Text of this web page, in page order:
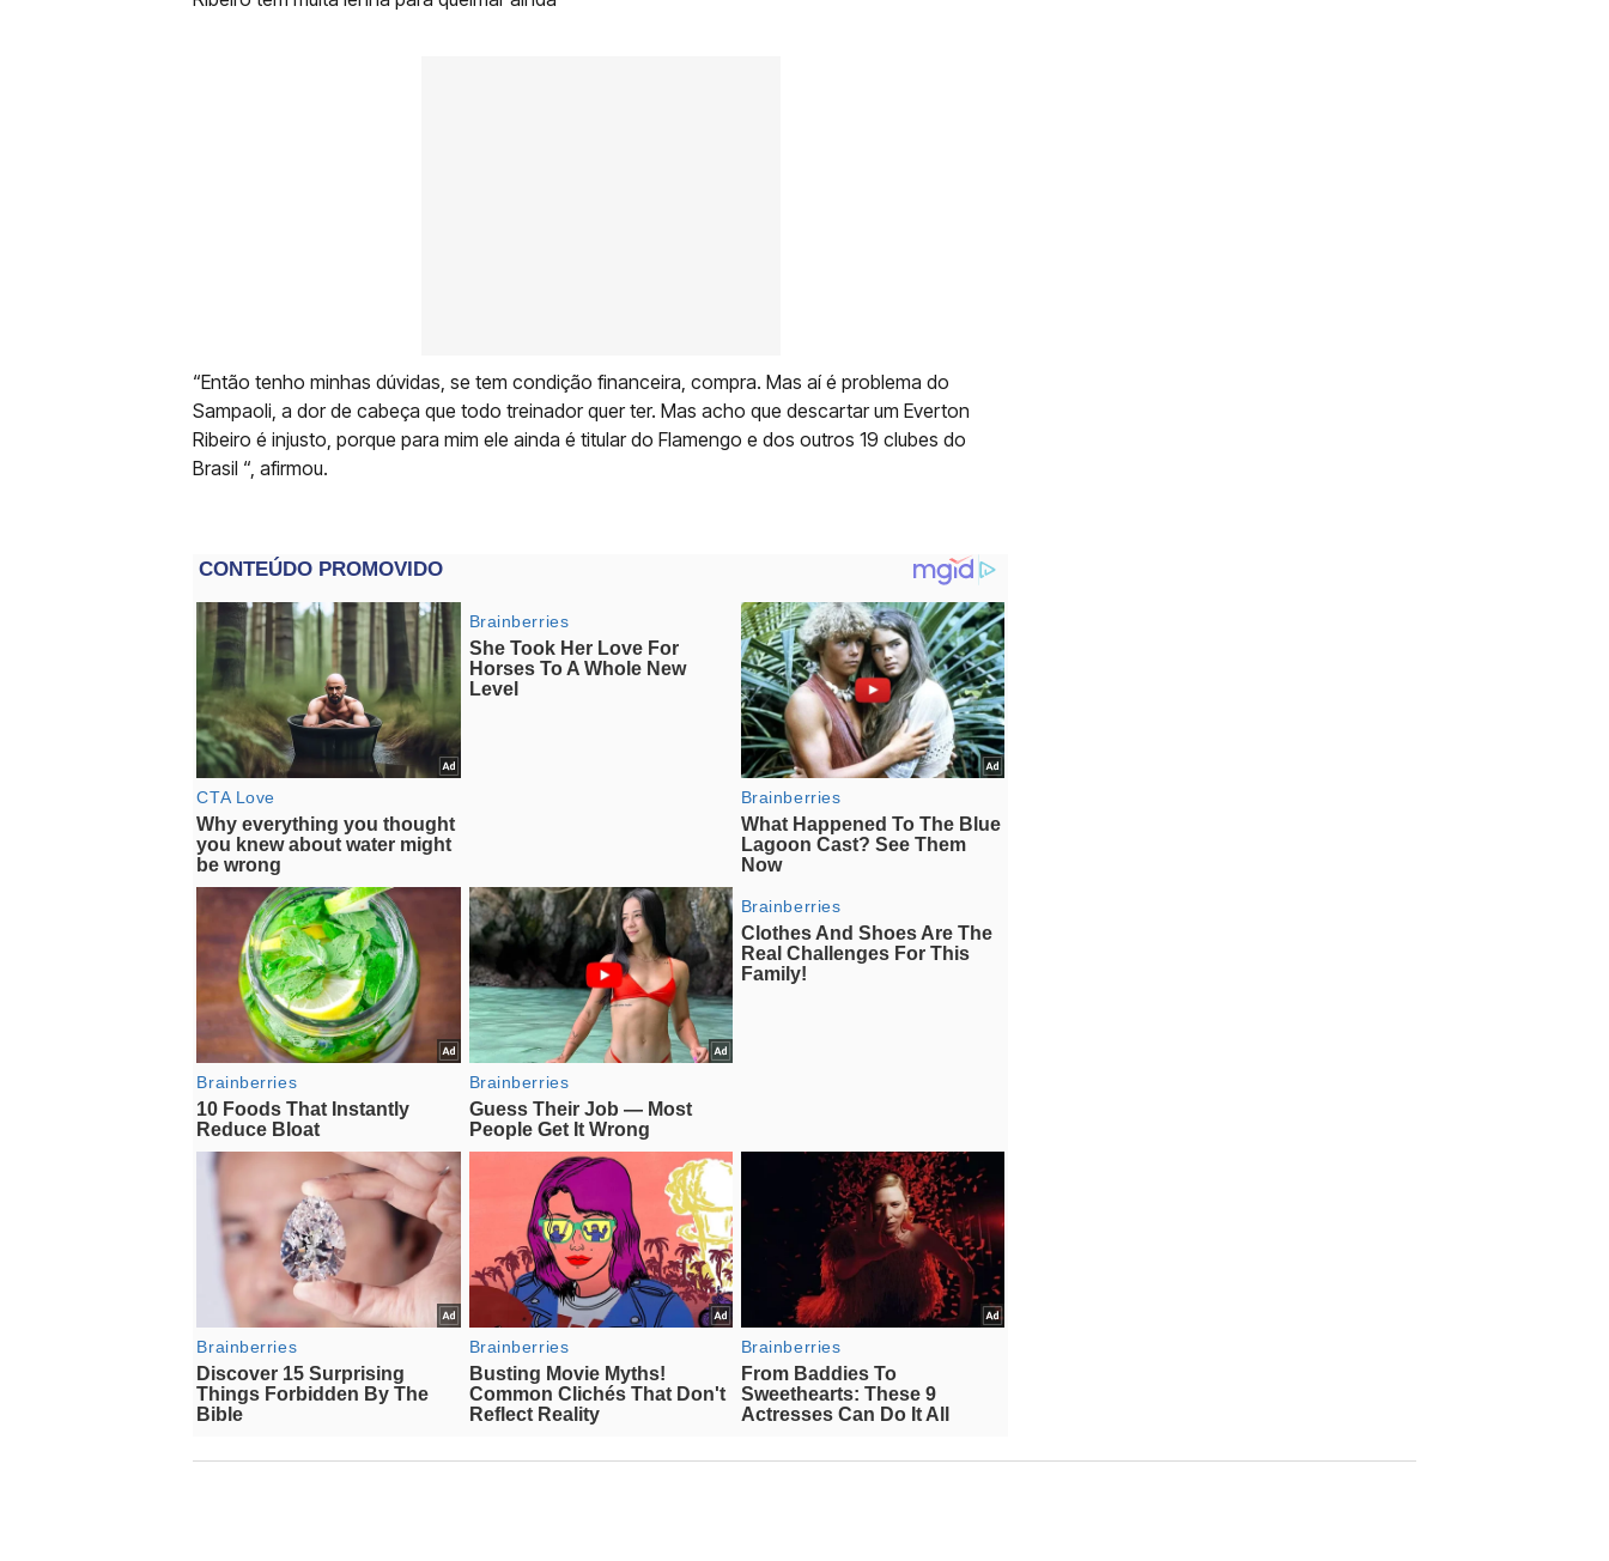
“Então tenho minhas dúvidas, se tem condição financeira, compra. Mas aí é problema do
Sampaoli, a dor de cabeça que todo treinador quer ter. Mas acho que descartar um Everton
Ribeiro é injusto, porque para mim ele ainda é titular do Flamengo e dos outros 19 clubes do
Brasil “, afirmou.